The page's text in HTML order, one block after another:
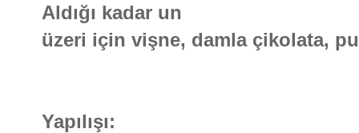
Aldığı kadar un
üzeri için vişne, damla çikolata,
Yapılışı: